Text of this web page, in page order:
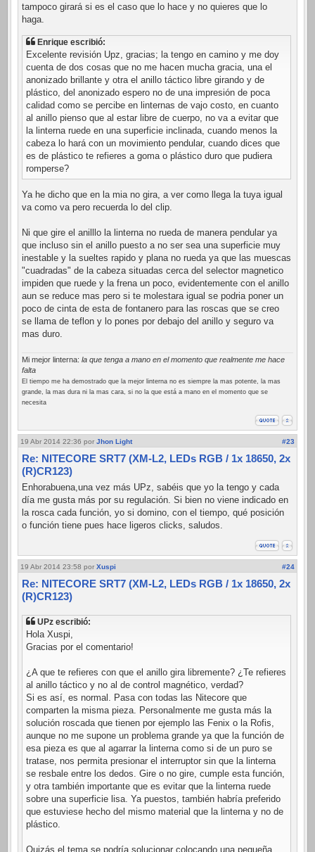
tampoco girará si es el caso que lo hace y no quieres que lo
haga.
Enrique escribió:
Excelente revisión Upz, gracias; la tengo en camino y me doy
cuenta de dos cosas que no me hacen mucha gracia, una el
anonizado brillante y otra el anillo táctico libre girando y de
plástico, del anonizado espero no de una impresión de poca
calidad como se percibe en linternas de vajo costo, en cuanto
al anillo pienso que al estar libre de cuerpo, no va a evitar que
la linterna ruede en una superficie inclinada, cuando menos la
cabeza lo hará con un movimiento pendular, cuando dices que
es de plástico te refieres a goma o plástico duro que pudiera
romperse?
Ya he dicho que en la mia no gira, a ver como llega la tuya igual
va como va pero recuerda lo del clip.
Ni que gire el anilllo la linterna no rueda de manera pendular ya
que incluso sin el anillo puesto a no ser sea una superficie muy
inestable y la sueltes rapido y plana no rueda ya que las muescas
"cuadradas" de la cabeza situadas cerca del selector magnetico
impiden que ruede y la frena un poco, evidentemente con el anillo
aun se reduce mas pero si te molestara igual se podria poner un
poco de cinta de esta de fontanero para las roscas que se creo
se llama de teflon y lo pones por debajo del anillo y seguro va
mas duro.
Mi mejor linterna: la que tenga a mano en el momento que realmente me hace
falta
El tiempo me ha demostrado que la mejor linterna no es siempre la mas potente, la mas
grande, la mas dura ni la mas cara, si no la que está a mano en el momento que se
necesita
19 Abr 2014 22:36 por Jhon Light #23
Re: NITECORE SRT7 (XM-L2, LEDs RGB / 1x 18650, 2x
(R)CR123)
Enhorabuena,una vez más UPz, sabéis que yo la tengo y cada
día me gusta más por su regulación. Si bien no viene indicado en
la rosca cada función, yo si domino, con el tiempo, qué posición
o función tiene pues hace ligeros clicks, saludos.
19 Abr 2014 23:58 por Xuspi #24
Re: NITECORE SRT7 (XM-L2, LEDs RGB / 1x 18650, 2x
(R)CR123)
UPz escribió:
Hola Xuspi,
Gracias por el comentario!
¿A que te refieres con que el anillo gira libremente? ¿Te refieres
al anillo táctico y no al de control magnético, verdad?
Si es así, es normal. Pasa con todas las Nitecore que
comparten la misma pieza. Personalmente me gusta más la
solución roscada que tienen por ejemplo las Fenix o la Rofis,
aunque no me supone un problema grande ya que la función de
esa pieza es que al agarrar la linterna como si de un puro se
tratase, nos permita presionar el interruptor sin que la linterna
se resbale entre los dedos. Gire o no gire, cumple esta función,
y otra también importante que es evitar que la linterna ruede
sobre una superficie lisa. Ya puestos, también habría preferido
que estuviese hecho del mismo material que la linterna y no de
plástico.
Quizás el tema se podría solucionar colocando una pequeña